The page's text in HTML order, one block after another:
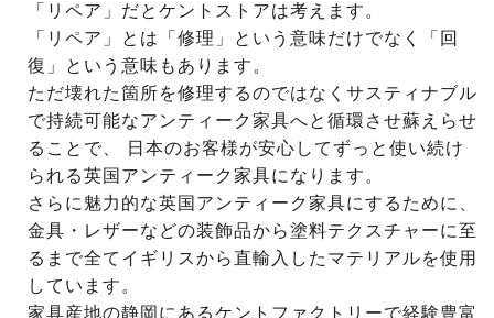
「リペア」だとケントストアは考えます。
「リペア」とは「修理」という意味だけでなく「回
復」という意味もあります。
ただ壊れた箇所を修理するのではなくサスティナブル
で持続可能なアンティーク家具へと循環させ蘇えらせ
ることで、 日本のお客様が安心してずっと使い続け
られる英国アンティーク家具になります。
さらに魅力的な英国アンティーク家具にするために、
金具・レザーなどの装飾品から塗料テクスチャーに至
るまで全てイギリスから直輸入したマテリアルを使用
しています。
家具産地の静岡にあるケントファクトリーで経験豊富